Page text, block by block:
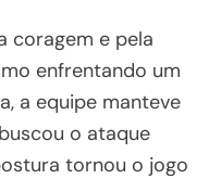
coragem e pela
enfrentando um
a equipe manteve
o ataque
tornou o jogo